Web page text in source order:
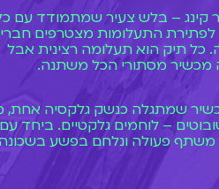
קינג – בלש צעיר שמתמודד עם
לפתירת התעלומות מצטרפים
כל תיק הוא תעלומה רצינית אבל
מכשיר מסתורי הכל משתנה.
שמתגלה כנשק גלקסיה אחת,
– לוחמים גלקטיים. ביחד
משתף פעולה ונלחם בפשע